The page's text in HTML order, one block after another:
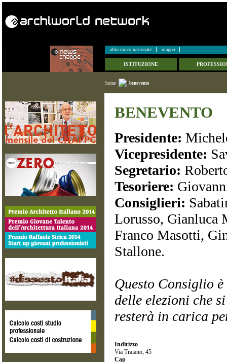
albo unico nazionale mappa
ISTITUZIONE
home benevento
BENEVENTO
Presidente:
Vicepresidente:
Segretario:
Tesoriere:
Consiglieri:
Lorusso, Gianluca
Franco Masotti,
Stallone.
Questo Consiglio
delle elezioni che
resterà in carica
Indirizzo
Via Traiano, 45
Cap